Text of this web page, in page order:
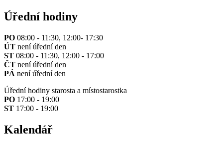
Úřední hodiny
PO 08:00 - 11:30, 12:00- 17:30
ÚT není úřední den
ST 08:00 - 11:30, 12:00 - 17:00
ČT není úřední den
PÁ není úřední den
Úřední hodiny starosta a místostarostka
PO 17:00 - 19:00
ST 17:00 - 19:00
Kalendář